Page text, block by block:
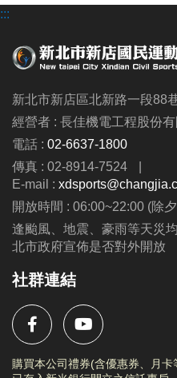
2026/6/24 (三) ~ 6/30 (二)
請得獎人攜帶本活動月
三樓櫃台簽收領獎；如逾
項之權利。
►本中心保有最終修改、
利；參加者於參加活動同
動辦法與注意事項等規範。
活動內容及注意事項等相
:::
新北市新店區北新路一段88
經營者 : 長佳機電工程股份有
電話 : 02-6637-1800
傳真 : 02-8914-7524
|
E-mail :
開放時間 : 06:00~22:00 (除
逢颱風、地震、豪雨等天災
北市政府宣佈是否對外開放
社群連結
購買本公司禮券(含優惠券、月